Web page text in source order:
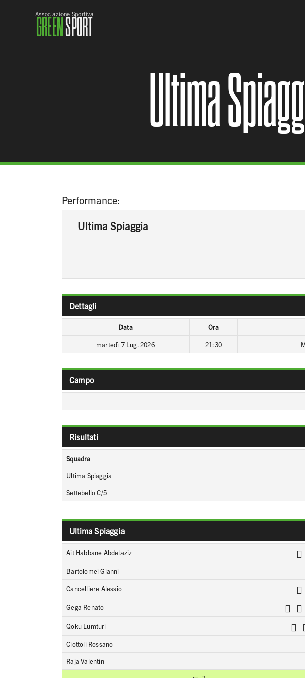
Associazione Sportiva
GREENSPORT
Ultima
Performance:
Ultima Spiaggia
Dettagli
Data Ora
martedì 7 Lug. 2026
21:30
Campo
Risultati
Squadra
Ultima Spiaggia
Settebello C/5
Ultima Spiaggia
Ait Habbane Abdelaziz
Bartolomei Gianni
Cancelliere Alessio
Gega Renato
Qoku Lumturi
Ciottoli Rossano
Raja Valentin